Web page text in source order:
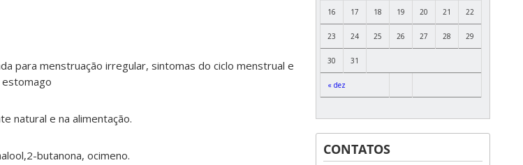
para menstruação irregular, sintomas do ciclo menstrual e
natural e na alimentação.
butanona, ocimeno.
« dez
16 17 18 19 20 21 22
23 24 25 26 27 28 29
30 31
CONTATOS